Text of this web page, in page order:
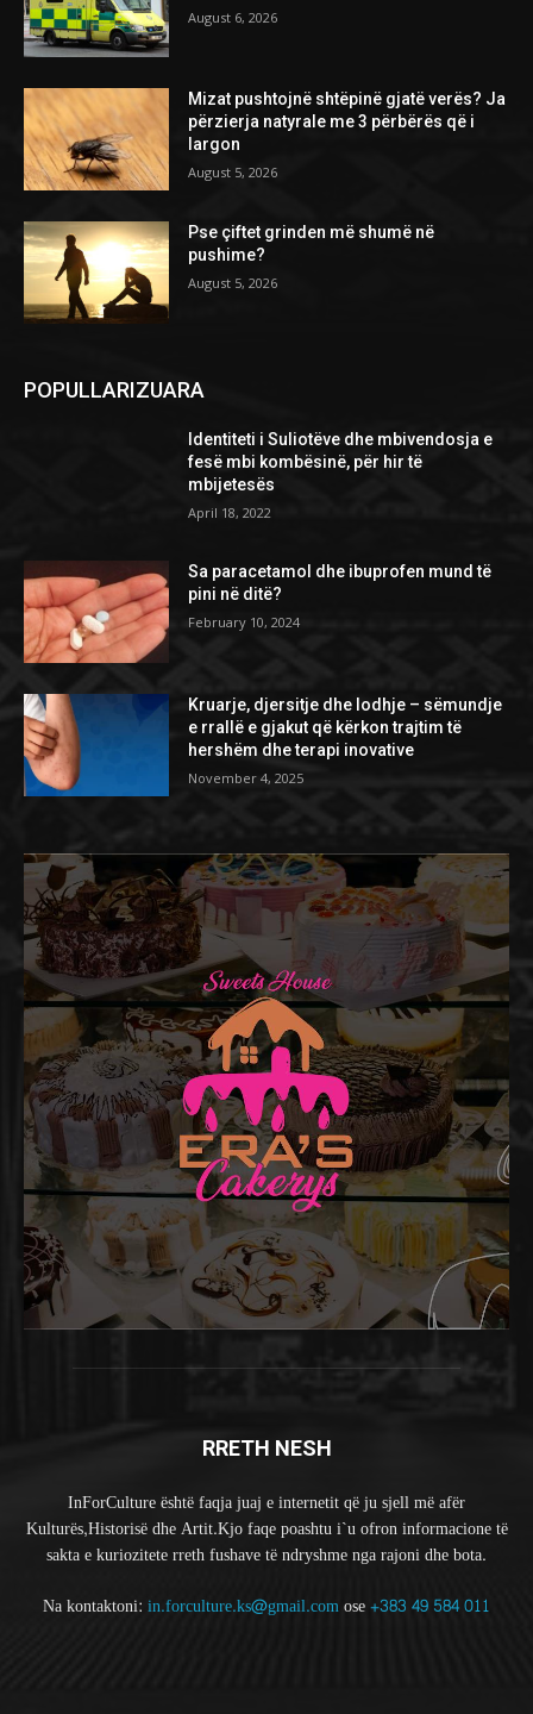
August 6, 2026
Mizat pushtojnë shtëpinë gjatë verës? Ja
përzierja natyrale me 3 përbërës që i
largon
August 5, 2026
Pse çiftet grinden më shumë në
pushime?
August 5, 2026
POPULLARIZUARA
Identiteti i Suliotëve dhe mbivendosja e
fesë mbi kombësinë, për hir të
mbijetesës
April 18, 2022
Sa paracetamol dhe ibuprofen mund të
pini në ditë?
February 10, 2024
Kruarje, djersitje dhe lodhje – sëmundje
e rrallë e gjakut që kërkon trajtim të
hershëm dhe terapi inovative
November 4, 2025
RRETH NESH
InForCulture është faqja juaj e internetit që ju sjell më afër
Kulturës,Historisë dhe Artit.Kjo faqe poashtu i`u ofron informacione të
sakta e kuriozitete rreth fushave të ndryshme nga rajoni dhe bota.
Na kontaktoni: in.forculture.ks@gmail.comose+383 49 584 011